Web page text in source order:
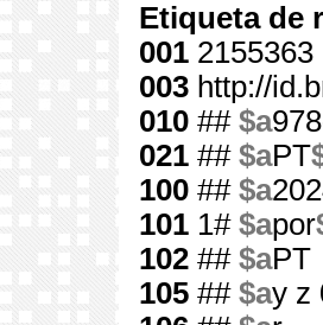
Etiqueta de
001 2155363
003 http://
010 ## $a
021 ## $aPT
100 ## $a
101 1# $apor
102 ## $aPT
105 ## $ay z